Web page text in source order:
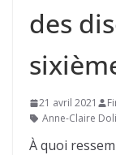
des
21 avril 2021
Anne-Claire
À quoi